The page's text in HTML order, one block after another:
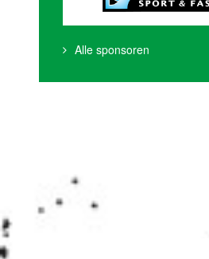
Alle sponsoren